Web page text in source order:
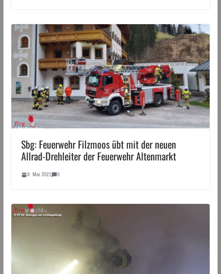
Sbg: Feuerwehr Filzmoos übt mit der neuen
Allrad-Drehleiter der Feuerwehr Altenmarkt
9. Mai 2021 0